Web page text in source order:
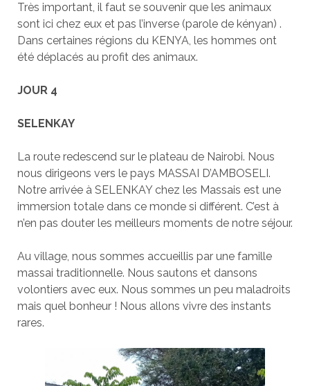
Très important, il faut se souvenir que les animaux
sont ici chez eux et pas l’inverse (parole de kényan) .
Dans certaines régions du KENYA, les hommes ont
été déplacés au profit des animaux.
JOUR 4
SELENKAY
La route redescend sur le plateau de Nairobi. Nous
nous dirigeons vers le pays MASSAI D’AMBOSELI.
Notre arrivée à SELENKAY chez les Massais est une
immersion totale dans ce monde si différent. C’est à
n’en pas douter les meilleurs moments de notre séjour.
Au village, nous sommes accueillis par une famille
massai traditionnelle. Nous sautons et dansons
volontiers avec eux. Nous sommes un peu maladroits
mais quel bonheur ! Nous allons vivre des instants
rares.